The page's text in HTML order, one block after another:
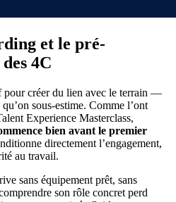
et le pré-
4C
pour créer du lien avec le terrain —
sous-estime. Comme l’ont
Experience Masterclass,
bien avant le premier
directement l’engagement,
au travail.
sans équipement prêt, sans
son rôle concret perd